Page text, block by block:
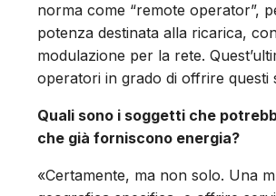
norma come “remote operator”,
potenza destinata alla ricarica,
modulazione per la rete.
operatori in grado di offrire questi
Quali sono i soggetti che
che già forniscono energia?
«Certamente, ma non solo. Una